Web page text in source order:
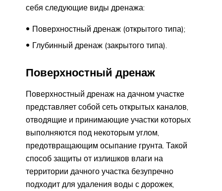
себя следующие виды дренажа:
Поверхностный дренаж (открытого типа);
Глубинный дренаж (закрытого типа).
Поверхностный дренаж
Поверхностный дренаж на дачном участке
представляет собой сеть открытых каналов,
отводящие и принимающие участки которых
выполняются под некоторым углом,
предотвращающим осыпание грунта. Такой
способ защиты от излишков влаги на
территории дачного участка безупречно
подходит для удаления воды с дорожек,